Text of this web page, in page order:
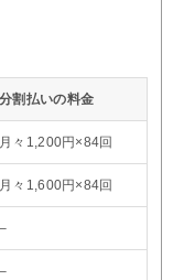
分割払いの料金
月々1,200円×84回
月々1,600円×84回
–
–